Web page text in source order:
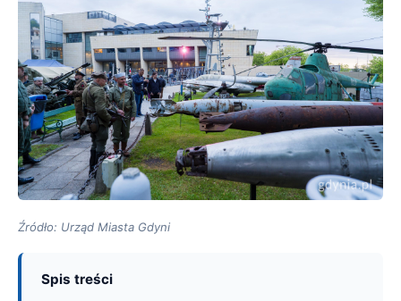
Źródło: Urząd Miasta Gdyni
Spis treści